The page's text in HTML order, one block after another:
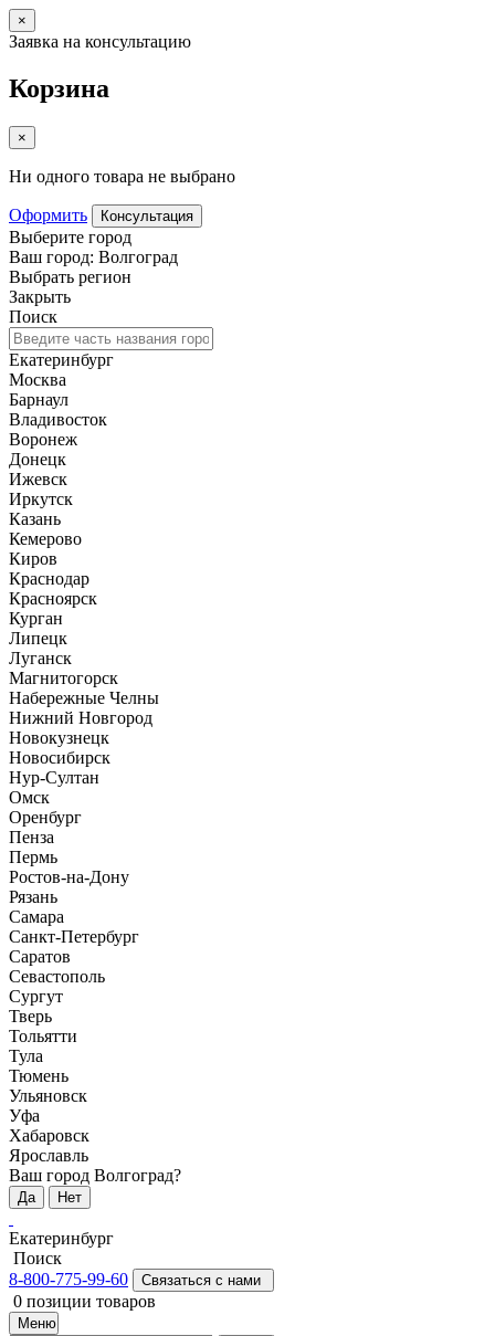
×
Заявка на консультацию
Корзина
×
Ни одного товара не выбрано
Оформить Консультация
Выберите город
Ваш город: Волгоград
Выбрать регион
Закрыть
Поиск
Екатеринбург
Москва
Барнаул
Владивосток
Воронеж
Донецк
Ижевск
Иркутск
Казань
Кемерово
Киров
Краснодар
Красноярск
Курган
Липецк
Луганск
Магнитогорск
Набережные Челны
Нижний Новгород
Новокузнецк
Новосибирск
Нур-Султан
Омск
Оренбург
Пенза
Пермь
Ростов-на-Дону
Рязань
Самара
Санкт-Петербург
Саратов
Севастополь
Сургут
Тверь
Тольятти
Тула
Тюмень
Ульяновск
Уфа
Хабаровск
Ярославль
Ваш город Волгоград?
Да Нет
Екатеринбург
Поиск
8-800-775-99-60
Связаться с нами
0 позиции товаров
Меню